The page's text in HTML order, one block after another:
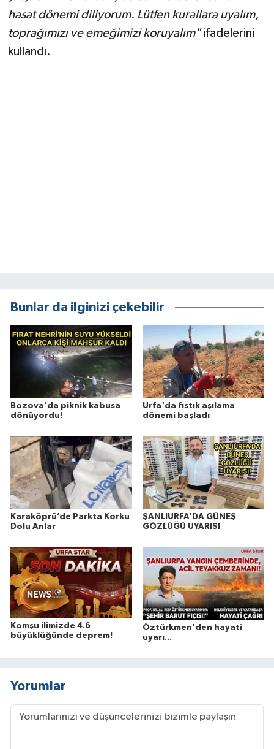
hasat dönemi diliyorum. Lütfen kurallara uyalım,
toprağımızı ve emeğimizi koruyalım"ifadelerini
kullandı.
Bunlar da ilginizi çekebilir
Bozova'da piknik kabusa
dönüyordu!
Urfa'da fıstık aşılama
dönemi başladı
Karaköprü’de Parkta Korku
Dolu Anlar
ŞANLIURFA’DA GÜNEŞ
GÖZLÜĞÜ UYARISI
Komşu ilimizde 4.6
büyüklüğünde deprem!
Öztürkmen'den hayati
uyarı...
Yorumlar